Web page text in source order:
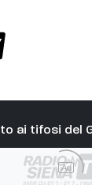
ai tifosi del
strumentali,
Ad